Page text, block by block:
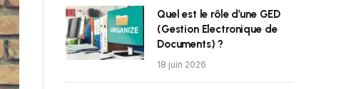
Quel est le rôle d’une GED
(Gestion Electronique de
Documents) ?
18 juin 2026